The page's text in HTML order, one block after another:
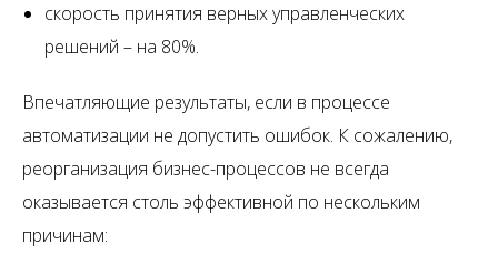
скорость принятия верных управленческих
решений – на 80%.
Впечатляющие результаты, если в процессе
автоматизации не допустить ошибок. К сожалению,
реорганизация бизнес-процессов не всегда
оказывается столь эффективной по нескольким
причинам: